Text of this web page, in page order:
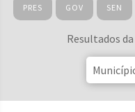
PRES GOV SEN
Resultados